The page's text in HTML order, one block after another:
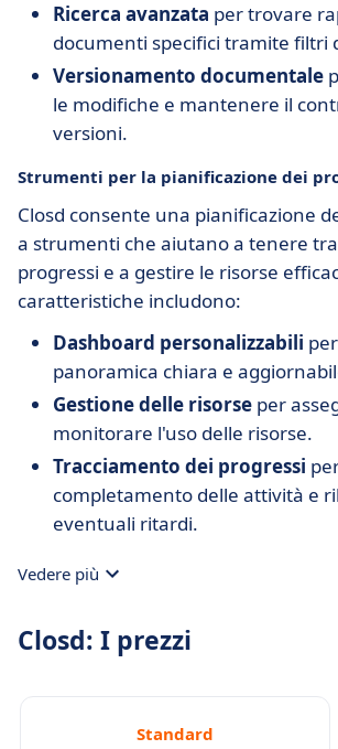
Ricerca avanzata per trovare
documenti specifici tramite filtri
Versionamento documentale
le modifiche e mantenere il
versioni.
Strumenti per la pianificazione dei
Closd consente una pianificazione
a strumenti che aiutano a tenere
progressi e a gestire le risorse
caratteristiche includono:
Dashboard personalizzabili
panoramica chiara e
Gestione delle risorse per
monitorare l'uso delle risorse.
Tracciamento dei progressi
completamento delle attività e
eventuali ritardi.
Vedere più
Closd: I prezzi
Standard